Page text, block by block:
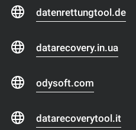
datenrettungtool.de
datarecovery.in.ua
odysoft.com
datarecoverytool.it